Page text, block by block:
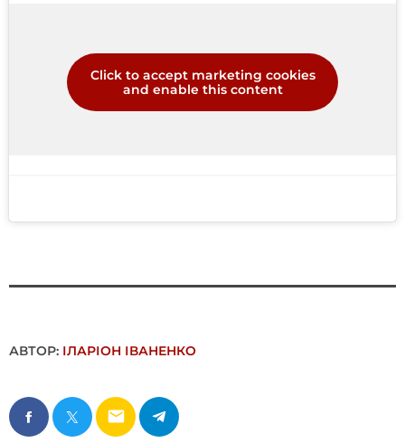
Click to accept marketing cookies
and enable this content
АВТОР: ІЛАРІОН ІВАНЕНКО
email